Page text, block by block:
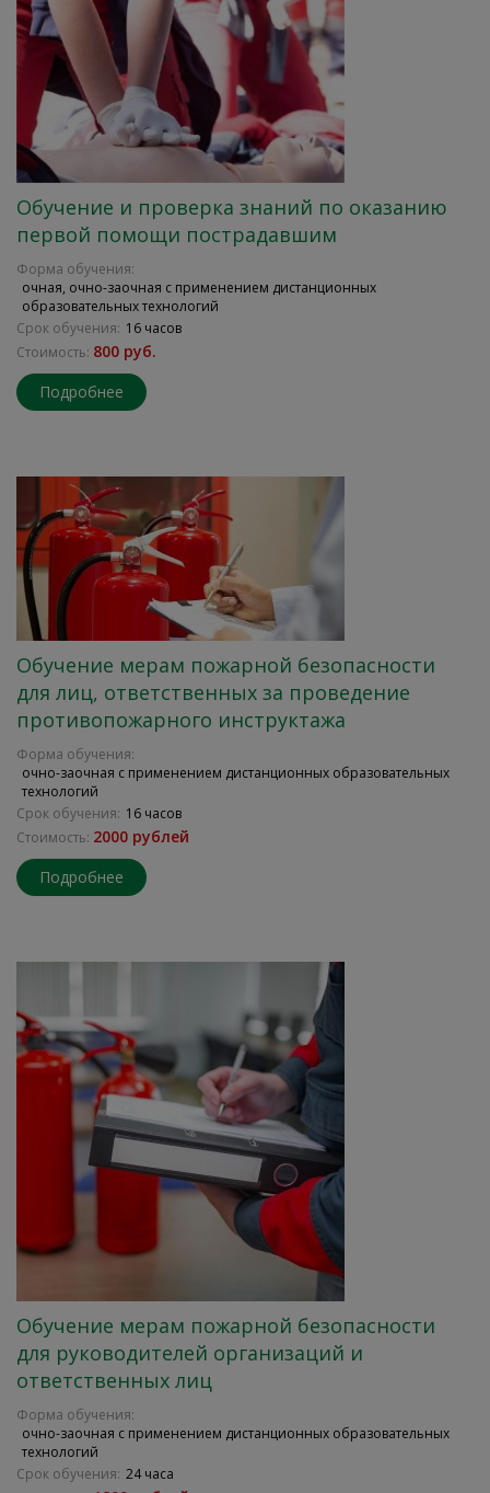
Обучение и проверка знаний по оказанию
первой помощи пострадавшим
Форма обучения:
очная, очно-заочная с применением дистанционных
образовательных технологий
Срок обучения: 16 часов
Стоимость: 800 руб.
Подробнее
Обучение мерам пожарной безопасности
для лиц, ответственных за проведение
противопожарного инструктажа
Форма обучения:
очно-заочная с применением дистанционных образовательных
технологий
Срок обучения: 16 часов
Стоимость: 2000 рублей
Подробнее
Обучение мерам пожарной безопасности
для руководителей организаций и
ответственных лиц
Форма обучения:
очно-заочная с применением дистанционных образовательных
технологий
Срок обучения: 24 часа